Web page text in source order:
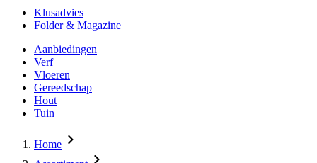
Klusadvies
Folder & Magazine
Aanbiedingen
Verf
Vloeren
Gereedschap
Hout
Tuin
Home